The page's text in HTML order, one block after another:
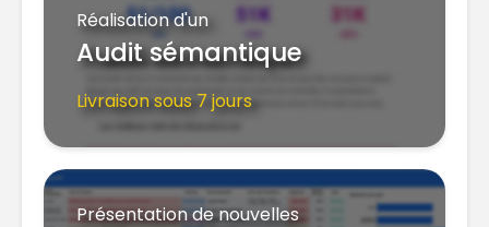
Réalisation d'un
Audit sémantique
Livraison sous 7 jours
Présentation de nouvelles